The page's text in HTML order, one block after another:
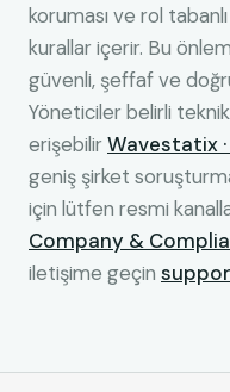
koruması ve rol
kurallar içerir. Bu
güvenli, şeffaf ve
Yöneticiler belirli
erişebilirWavestatix
geniş şirket
için lütfen resmi
Company &
iletişime geçin